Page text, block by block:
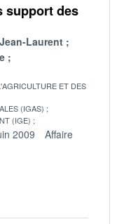
support des
Laurent
ET DES
(IGAS)
(IGE)
2009
Affaire